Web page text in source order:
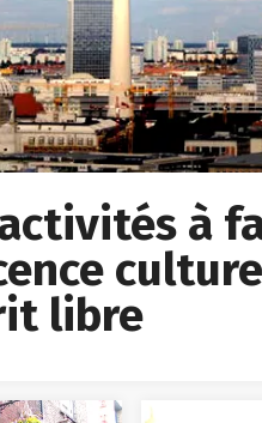
à
libre